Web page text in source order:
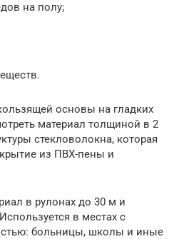
на полу;
основы на гладких
материал толщиной в 2
стекловолокна, которая
из ПВХ-пены и
в рулонах до 30 м и
в местах с
больницы, школы и иные